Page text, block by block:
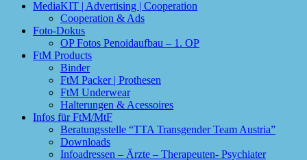
MediaKIT | Advertising | Cooperation
Cooperation & Ads
Foto-Dokus
OP Fotos Penoidaufbau – 1. OP
FtM Products
Binder
FtM Packer | Prothesen
FtM Underwear
Halterungen & Acessoires
Infos für FtM/MtF
Beratungsstelle “TTA Transgender Team Austria”
Downloads
Infoadressen – Ärzte – Therapeuten- Psychiater